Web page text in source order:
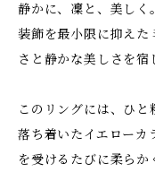
静かに、凜と、美しく。
装飾を最小限に抑えた
さと静かな美しさを宿
このリングには、ひと
落ち着いたイエロー
を受けるたびに柔らか